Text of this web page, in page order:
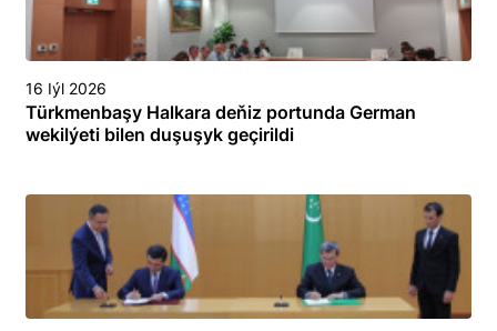
16 Iýl 2026
Türkmenbaşy Halkara deňiz portunda German
wekilýeti bilen duşuşyk geçirildi